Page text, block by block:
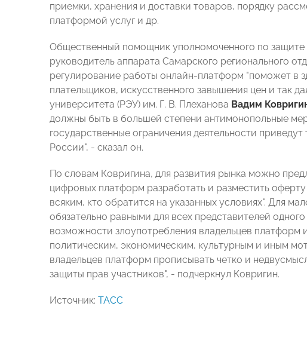
приемки, хранения и доставки товаров, порядку
платформой услуг и др.
Общественный помощник уполномоченного по
руководитель аппарата Самарского регионального
регулирование работы онлайн-платформ "поможет в
плательщиков, искусственного завышения цен и так
университета (РЭУ) им. Г. В. Плеханова Вадим
должны быть в большей степени антимонопольные
государственные ограничения деятельности
России", - сказал он.
По словам Ковригина, для развития рынка можно
цифровых платформ разработать и разместить
всяким, кто обратится на указанных условиях". Для
обязательно равными для всех представителей
возможности злоупотребления владельцев
политическим, экономическим, культурным и иным
владельцев платформ прописывать четко и
защиты прав участников", - подчеркнул Ковригин.
Источник: ТАСС